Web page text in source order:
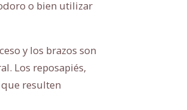
o bien utilizar
y los brazos son
Los reposapiés,
resulten